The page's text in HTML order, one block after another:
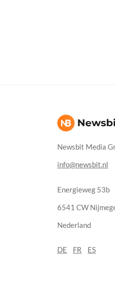
Newsbit Media
info@newsbit.nl
Energieweg 53b
6541 CW
Nederland
DE FR ES